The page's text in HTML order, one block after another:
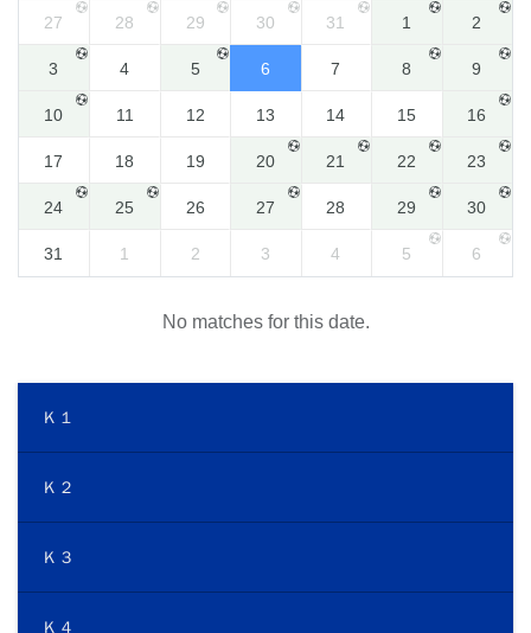
27 28 29 30 31 1 2
3 4 5 6 7 8 9
10 11 12 13 14 15 16
17 18 19 20 21 22 23
24 25 26 27 28 29 30
31 1 2 3 4 5 6
No matches for this date.
Ｋ１
Ｋ２
Ｋ３
Ｋ４